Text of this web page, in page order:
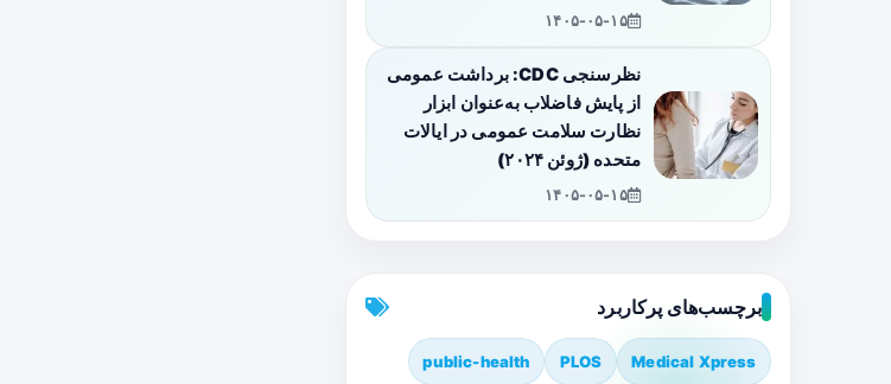
۱۴۰۵-۰۵-۱۵
نظرسنجی CDC: برداشت عمومی
از پایش فاضلاب به‌عنوان ابزار
نظارت سلامت عمومی در ایالات
متحده (ژوئن ۲۰۲۴)
۱۴۰۵-۰۵-۱۵
برچسب‌های پرکاربرد
Medical Xpress
PLOS
public-health